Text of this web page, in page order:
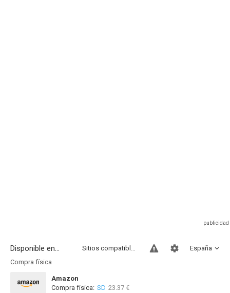
Disponible en... España
Sitios compatibles
Compra física
Amazon
Compra física: SD 23.37 €